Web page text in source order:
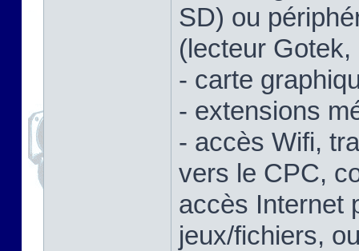
SD) ou
(lecteur
- carte
- extensions
- accès Wifi,
vers le CPC,
accès Internet
jeux/fichiers,